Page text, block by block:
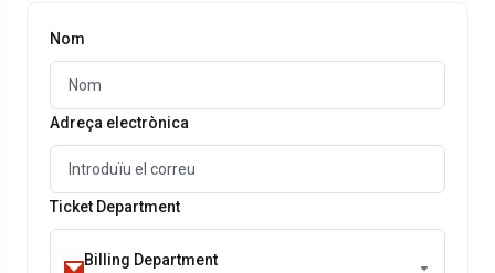
Nom
Adreça electrònica
Ticket Department
Billing Department